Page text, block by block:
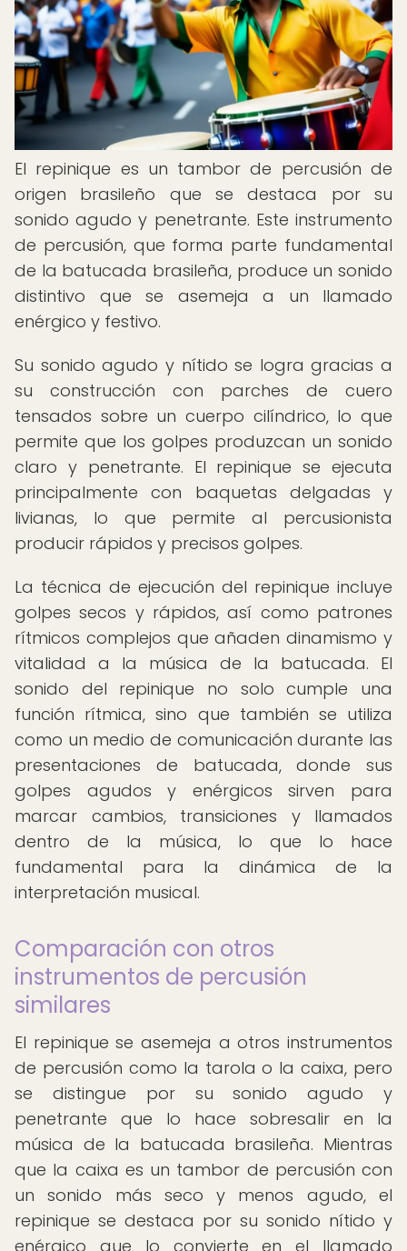
El repinique es un tambor de percusión de
origen brasileño que se destaca por su
sonido agudo y penetrante. Este instrumento
de percusión, que forma parte fundamental
de la batucada brasileña, produce un sonido
distintivo que se asemeja a un llamado
enérgico y festivo.
Su sonido agudo y nítido se logra gracias a
su construcción con parches de cuero
tensados sobre un cuerpo cilíndrico, lo que
permite que los golpes produzcan un sonido
claro y penetrante. El repinique se ejecuta
principalmente con baquetas delgadas y
livianas, lo que permite al percusionista
producir rápidos y precisos golpes.
La técnica de ejecución del repinique incluye
golpes secos y rápidos, así como patrones
rítmicos complejos que añaden dinamismo y
vitalidad a la música de la batucada. El
sonido del repinique no solo cumple una
función rítmica, sino que también se utiliza
como un medio de comunicación durante las
presentaciones de batucada, donde sus
golpes agudos y enérgicos sirven para
marcar cambios, transiciones y llamados
dentro de la música, lo que lo hace
fundamental para la dinámica de la
interpretación musical.
Comparación con otros
instrumentos de percusión
similares
El repinique se asemeja a otros instrumentos
de percusión como la tarola o la caixa, pero
se distingue por su sonido agudo y
penetrante que lo hace sobresalir en la
música de la batucada brasileña. Mientras
que la caixa es un tambor de percusión con
un sonido más seco y menos agudo, el
repinique se destaca por su sonido nítido y
enérgico que lo convierte en el llamado